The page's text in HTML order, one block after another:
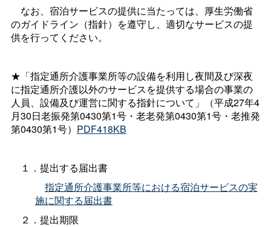
なお、宿泊サービスの提供に当たっては、厚生労働省
のガイドライン（指針）を遵守し、適切なサービスの提
供を行ってください。
★「指定通所介護事業所等の設備を利用し夜間及び深夜
に指定通所介護以外のサービスを提供する場合の事業の
人員、設備及び運営に関する指針について」（平成27年4
月30日老振発第0430第1号・老老発第0430第1号・老推発
第0430第1号） PDF418KB
１．提出する届出書
指定通所介護事業所等における宿泊サービスの実
施に関する届出書
２．提出期限